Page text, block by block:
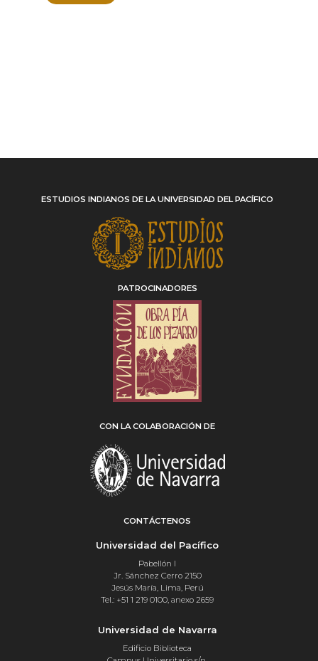
ESTUDIOS INDIANOS DE LA UNIVERSIDAD DEL PACÍFICO
PATROCINADORES
CON LA COLABORACIÓN DE
CONTÁCTENOS
Universidad del Pacífico
Pabellón I
Jr. Sánchez Cerro 2150
Jesús María, Lima, Perú
Tel.: +51 1 219 0100, anexo 2659
Universidad de Navarra
Edificio Biblioteca